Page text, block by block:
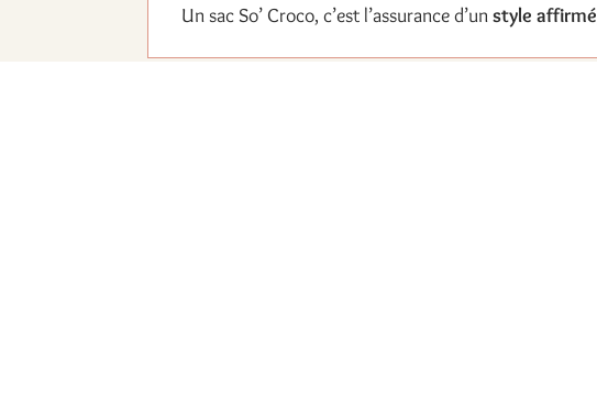
Un sac So’ Croco, c’est l’assurance d’unstyle affirmé